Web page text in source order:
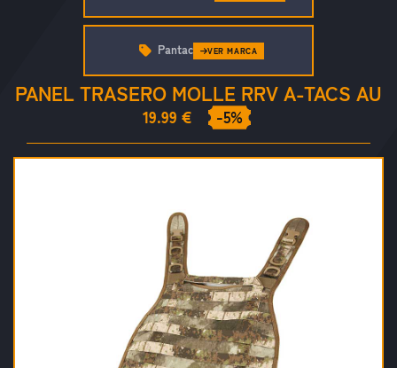
PANEL TRASERO MOLLE RRV A-TACS AU
19.99 € -5%
Pantac VER MARCA